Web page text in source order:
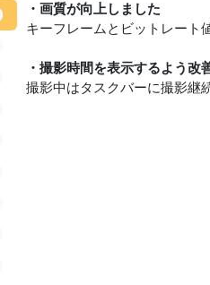
・画質が向上しました
キーフレームとビットレート
・撮影時間を表示するよう改
撮影中はタスクバーに撮影継